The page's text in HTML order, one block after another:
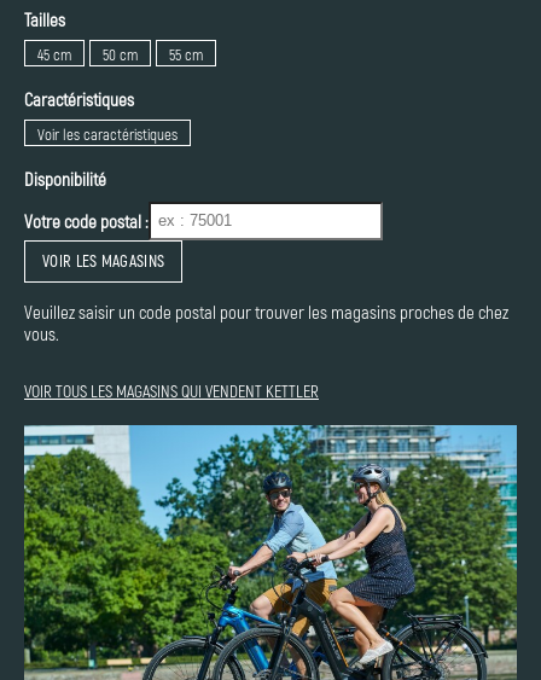
Tailles
45 cm 50 cm 55 cm
Caractéristiques
Voir les caractéristiques
Disponibilité
Votre code postal :
VOIR LES MAGASINS
Veuillez saisir un code postal pour trouver les magasins proches de chez
vous.
VOIR TOUS LES MAGASINS QUI VENDENT KETTLER